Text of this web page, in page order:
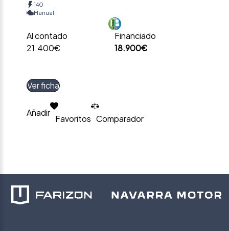
140
Manual
Al contado
21.400€
Financiado
18.900€
Ver ficha
Añadir
Favoritos Comparador